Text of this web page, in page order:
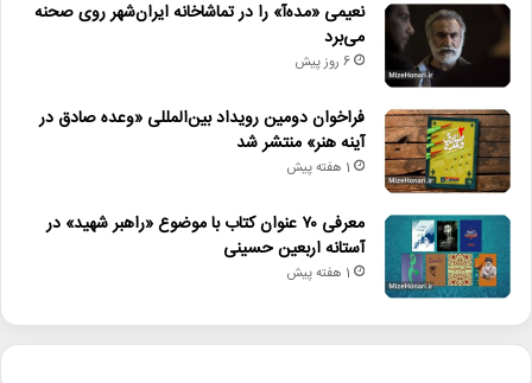
نعیمی «مده‌آ» را در تماشاخانه ایران‌شهر روی صحنه
می‌برد
6 روز پیش
فراخوان دومین رویداد بین‌المللی «وعده صادق در
آینه هنر» منتشر شد
1 هفته پیش
معرفی ۷۰ عنوان کتاب با موضوع «راهبر شهید» در
آستانه اربعین حسینی
1 هفته پیش